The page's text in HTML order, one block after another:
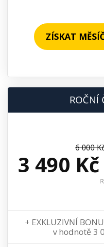
ZÍSKAT
ROČNÍ
6 000
3 490
+ EXKLUZIVNÍ
v hodnotě 3